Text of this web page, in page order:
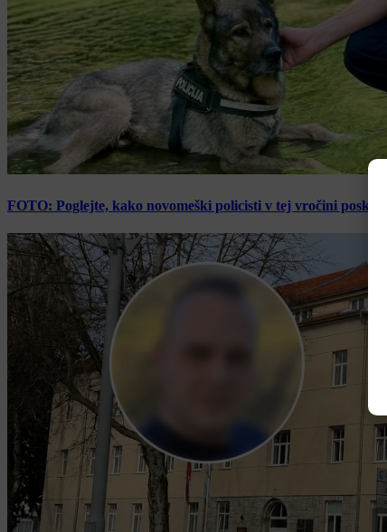
FOTO: Poglejte, kako novomeški policisti v tej vročini